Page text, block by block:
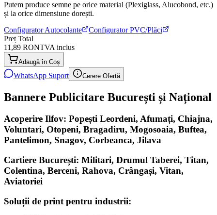
Putem produce semne pe orice material (Plexiglass, Alucobond, etc.)
și la orice dimensiune dorești.
Configurator Autocolante
Configurator PVC/Plăci
Preț Total
11,89 RONTVA inclus
Adaugă în Coș
WhatsApp Suport Cerere Ofertă
Bannere Publicitare București și Național
Acoperire Ilfov: Popești Leordeni, Afumați, Chiajna,
Voluntari, Otopeni, Bragadiru, Mogosoaia, Buftea,
Pantelimon, Snagov, Corbeanca, Jilava
Cartiere București: Militari, Drumul Taberei, Titan,
Colentina, Berceni, Rahova, Crângași, Vitan,
Aviatoriei
Soluții de print pentru industrii: